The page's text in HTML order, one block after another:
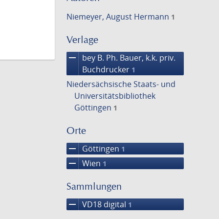
Niemeyer, August Hermann 1
Verlage
remove
bey B. Ph. Bauer, k.k. priv.
Buchdrucker 1
Niedersächsische Staats- und
Universitätsbibliothek
Göttingen 1
Orte
remove Göttingen 1
remove Wien 1
Sammlungen
remove VD18 digital 1